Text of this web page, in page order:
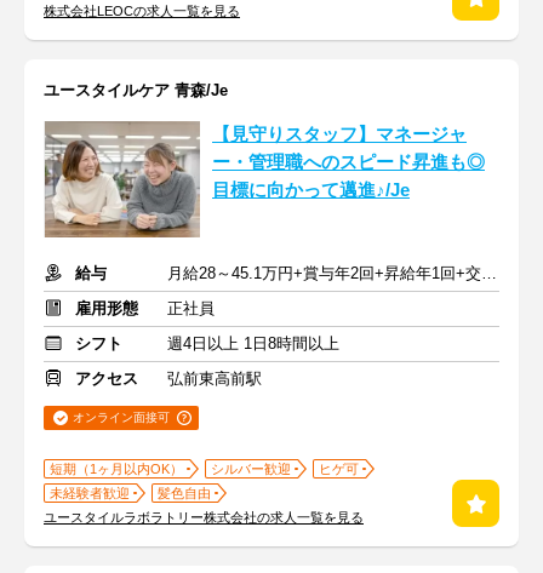
株式会社LEOCの求人一覧を見る
ユースタイルケア 青森/Je
【見守りスタッフ】マネージャ
ー・管理職へのスピード昇進も◎
目標に向かって邁進♪/Je
給与
月給28～45.1万円+賞与年2回+昇給年1回+交通費全額
雇用形態
正社員
シフト
週4日以上 1日8時間以上
アクセス
弘前東高前駅
オンライン面接可
短期（1ヶ月以内OK） シルバー歓迎
ヒゲ可
未経験者歓迎
髪色自由
ユースタイルラボラトリー株式会社の求人一覧を見る